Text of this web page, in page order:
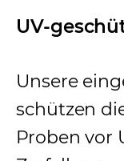
UV-
Unsere
schützen
Proben vor